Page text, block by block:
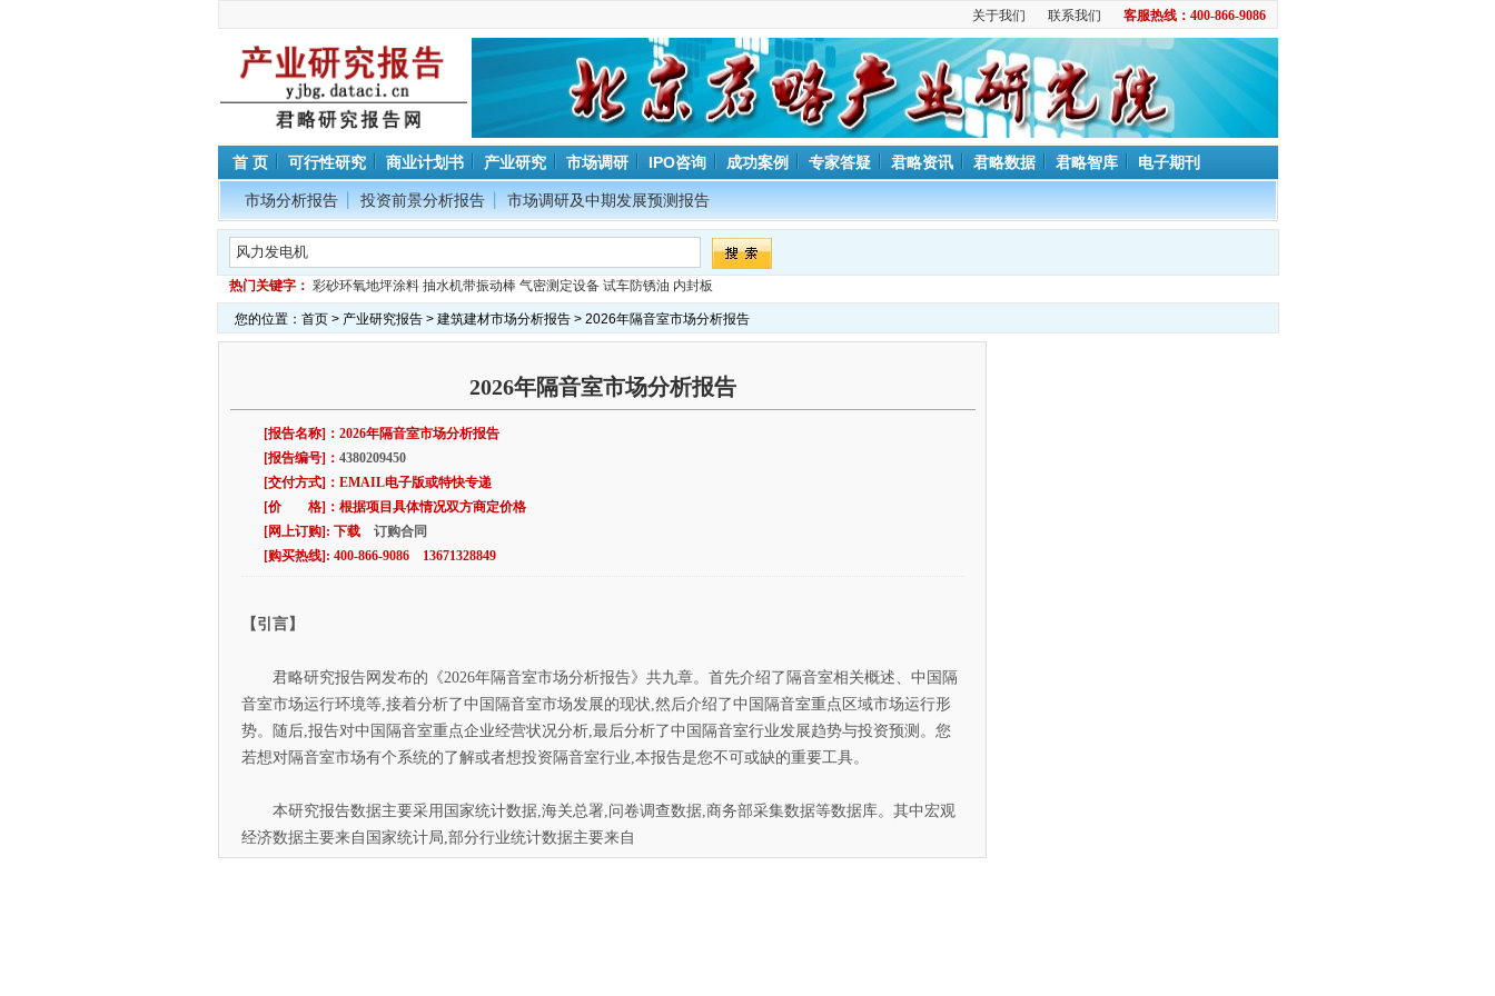
客服热线：400-866-9086
联系我们
关于我们
首 页 可行性研究 商业计划书 产业研究 市场调研 IPO咨询 成功案例 专家答疑 君略资讯 君略数据 君略智库 电子期刊
市场分析报告 投资前景分析报告 市场调研及中期发展预测报告
热门关键字： 彩砂环氧地坪涂料 抽水机带振动棒 气密测定设备 试车防锈油 内封板
您的位置： 首页> 产业研究报告> 建筑建材市场分析报告> 2026年隔音室市场分析报告
2026年隔音室市场分析报告
[报告名称]：2026年隔音室市场分析报告
[报告编号]： 4380209450
[交付方式]：EMAIL电子版或特快专递
[价 格]：根据项目具体情况双方商定价格
[网上订购]: 下载 订购合同
[购买热线]: 400-866-9086 13671328849
【引言】
君略研究报告网发布的《2026年隔音室市场分析报告》共九章。首先介绍了隔音室相关概述、中国隔
音室市场运行环境等,接着分析了中国隔音室市场发展的现状,然后介绍了中国隔音室重点区域市场运行形
势。随后,报告对中国隔音室重点企业经营状况分析,最后分析了中国隔音室行业发展趋势与投资预测。您
若想对隔音室市场有个系统的了解或者想投资隔音室行业,本报告是您不可或缺的重要工具。
本研究报告数据主要采用国家统计数据,海关总署,问卷调查数据,商务部采集数据等数据库。其中宏观
经济数据主要来自国家统计局,部分行业统计数据主要来自